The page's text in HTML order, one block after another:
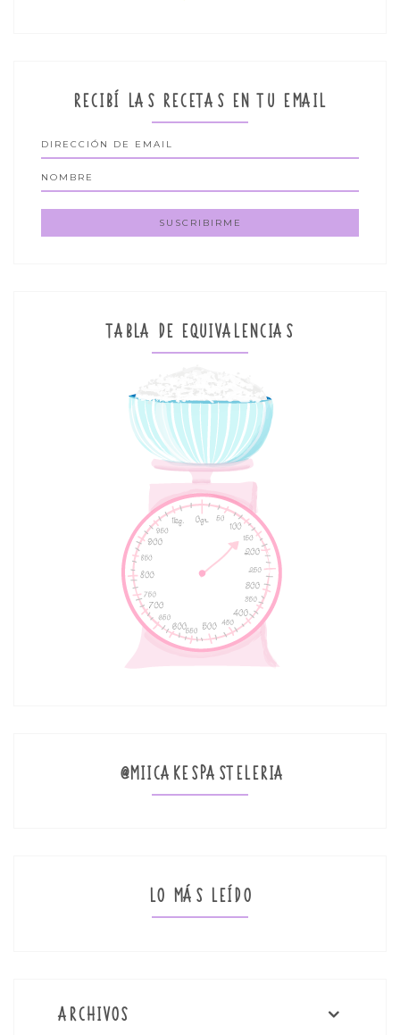
RECIBÍ LAS RECETAS EN TU EMAIL
TABLA DE EQUIVALENCIAS
@MIICAKESPASTELERIA
LO MÁS LEÍDO
ARCHIVOS